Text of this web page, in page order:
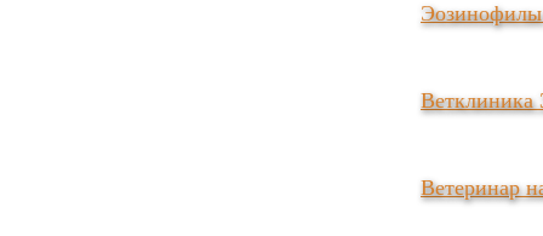
Ветклиника
Ветеринар